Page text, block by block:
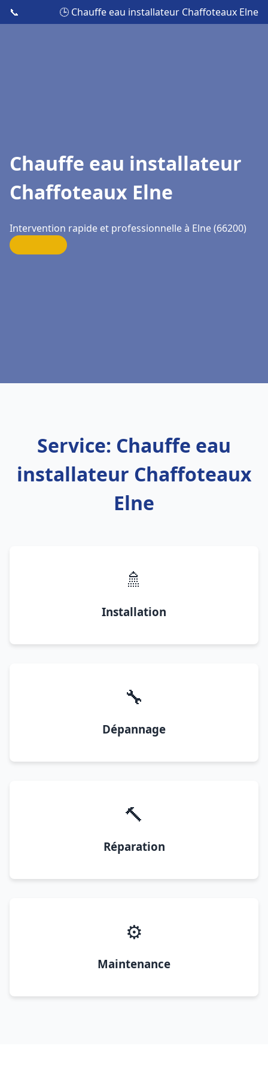
📞 🕒 Chauffe eau installateur Chaffoteaux Elne
Chauffe eau installateur
Chaffoteaux Elne
Intervention rapide et professionnelle à Elne (66200)
Service: Chauffe eau
installateur Chaffoteaux
Elne
🚿
Installation
🔧
Dépannage
🔨
Réparation
⚙️
Maintenance